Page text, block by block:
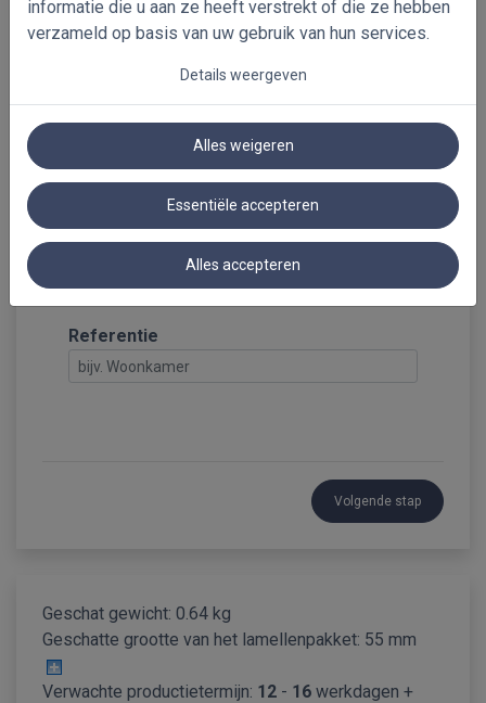
informatie die u aan ze heeft verstrekt of die ze hebben
verzameld op basis van uw gebruik van hun services.
Details weergeven
Alles weigeren
Essentiële accepteren
Alles accepteren
Kies je gratis stalen! kleurspecificaties
Overzicht
Aluminium Jaloezieën 16mm
Referentie
Volgende stap
Geschat gewicht: 0.64 kg
Geschatte grootte van het lamellenpakket: 55 mm
Verwachte productietermijn: 12 - 16 werkdagen +